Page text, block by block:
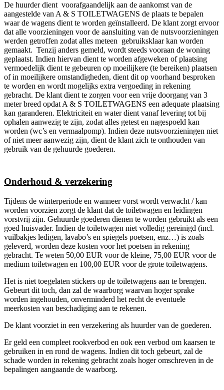
De huurder dient voorafgaandelijk aan de aankomst van de
aangestelde van A & S TOILETWAGENS de plaats te bepalen
waar de wagens dient te worden geïnstalleerd. De klant zorgt ervoor
dat alle voorzieningen voor de aansluiting van de nutsvoorzieningen
werden getroffen zodat alles meteen gebruiksklaar kan worden
gemaakt. Tenzij anders gemeld, wordt steeds vooraan de woning
geplaatst. Indien hiervan dient te worden afgeweken of plaatsing
vermoedelijk dient te gebeuren op moeilijkere (te bereiken) plaatsen
of in moeilijkere omstandigheden, dient dit op voorhand besproken
te worden en wordt mogelijks extra vergoeding in rekening
gebracht. De klant dient te zorgen voor een vrije doorgang van 3
meter breed opdat A & S TOILETWAGENS een adequate plaatsing
kan garanderen. Elektriciteit en water dient vanaf levering tot bij
ophalen aanwezig te zijn, zodat alles getest en nagespoeld kan
worden (wc’s en vermaalpomp). Indien deze nutsvoorzieningen niet
of niet meer aanwezig zijn, dient de klant zich te onthouden van
gebruik van de gehuurde goederen.
Onderhoud & verzekering
Tijdens de winterperiode en wanneer vorst wordt verwacht / kan
worden voorzien zorgt de klant dat de toiletwagen en leidingen
vorstvrij zijn. Gehuurde goederen dienen te worden gebruikt als een
goed huisvader. Indien de toiletwagen niet volledig gereinigd (incl.
vuilbakjes ledigen, lavabo’s en spiegels poetsen, enz…) is zoals
geleverd, worden deze kosten voor het poetsen in rekening
gebracht. Te weten 50,00 EUR voor de kleine, 75,00 EUR voor de
medium toiletwagen en 100,00 EUR voor de grote toiletwagens.
Het is niet toegelaten stickers op de toiletwagens aan te brengen.
Gebeurt dit toch, dan zal de waarborg waarvan hoger sprake
worden ingehouden, onverminderd het recht de eventuele
meerkosten van beschadiging aan te rekenen.
De klant voorziet in een verzekering als huurder van de goederen.
Er geld een compleet rookverbod en ook een verbod om kaarsen te
gebruiken in en rond de wagens. Indien dit toch gebeurt, zal de
schade worden in rekening gebracht zoals hoger omschreven in de
bepalingen aangaande de waarborg.